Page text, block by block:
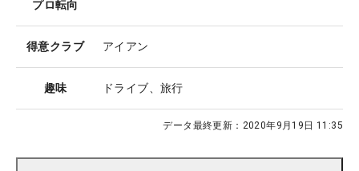
プロ転向
得意クラブ アイアン
趣味 ドライブ、旅行
データ最終更新： 2020年9月19日 11:35